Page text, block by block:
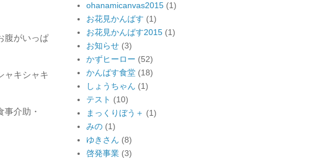
腹がいっぱ
ャキシャキ
介助・
ohanamicanvas2015 (1)
お花見かんばす (1)
お花見かんばす2015 (1)
お知らせ (3)
かずヒーロー (52)
かんばす食堂 (18)
しょうちゃん (1)
テスト (10)
まっくりぼう＋ (1)
みの (1)
ゆきさん (8)
啓発事業 (3)